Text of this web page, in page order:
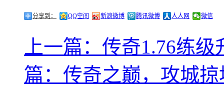
分享到： QQ空间 新浪微博 腾讯微博 人人网 微信
上一篇：传奇1.76练
篇：传奇之巅，攻城